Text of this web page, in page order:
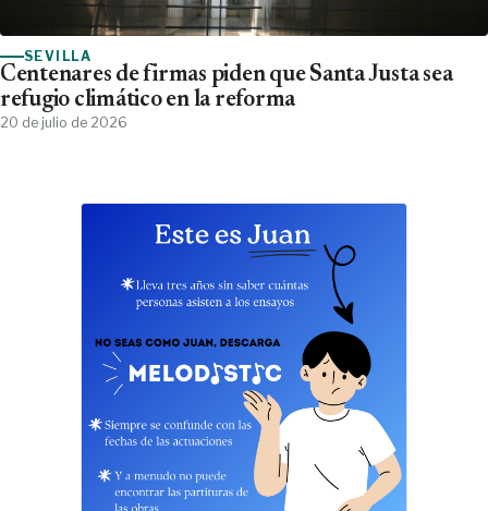
SEVILLA
Centenares de firmas piden que Santa Justa sea
refugio climático en la reforma
20 de julio de 2026